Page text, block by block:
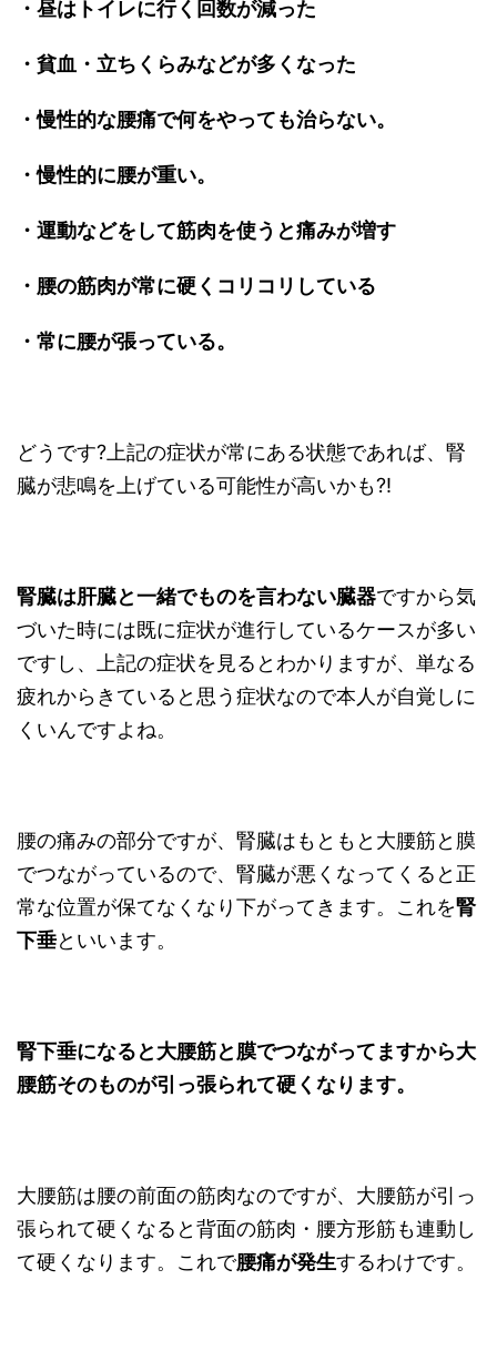
・昼はトイレに行く回数が減った
・貧血・立ちくらみなどが多くなった
・慢性的な腰痛で何をやっても治らない。
・慢性的に腰が重い。
・運動などをして筋肉を使うと痛みが増す
・腰の筋肉が常に硬くコリコリしている
・常に腰が張っている。
どうです?上記の症状が常にある状態であれば、腎
臓が悲鳴を上げている可能性が高いかも?!
腎臓は肝臓と一緒でものを言わない臓器ですから気
づいた時には既に症状が進行しているケースが多い
ですし、上記の症状を見るとわかりますが、単なる
疲れからきていると思う症状なので本人が自覚しに
くいんですよね。
腰の痛みの部分ですが、腎臓はもともと大腰筋と膜
でつながっているので、腎臓が悪くなってくると正
常な位置が保てなくなり下がってきます。これを腎
下垂といいます。
腎下垂になると大腰筋と膜でつながってますから大
腰筋そのものが引っ張られて硬くなります。
大腰筋は腰の前面の筋肉なのですが、大腰筋が引っ
張られて硬くなると背面の筋肉・腰方形筋も連動し
て硬くなります。これで腰痛が発生するわけです。